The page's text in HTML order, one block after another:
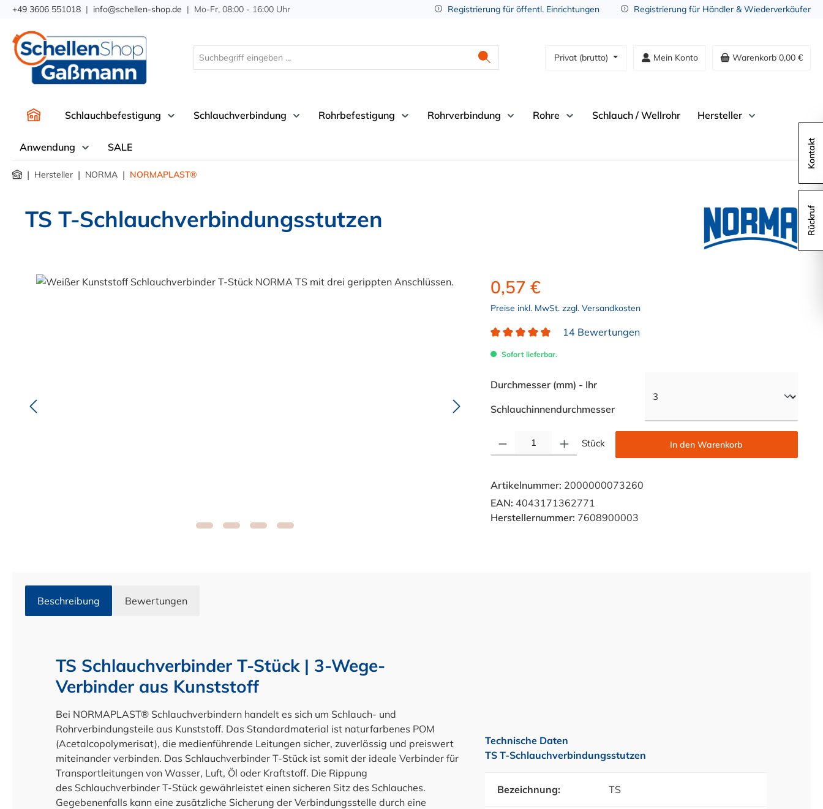
Zur Hauptnavigation springen
+49 3606 551018 | info@schellen-shop.de | Mo-Fr, 08:00 - 16:00 Uhr Registrierung für öffentl. Einrichtungen Registrierung für Händler & Wiederverkäufer
Privat (brutto) Mein Konto Warenkorb 0,00 €
Schlauchbefestigung Schlauchverbindung Rohrbefestigung Rohrverbindung Rohre Schlauch / Wellrohr Hersteller
Anwendung SALE
| Hersteller | NORMA | NORMAPLAST®
TS T-Schlauchverbindungsstutzen
Bildergalerie überspringen 0,57 €
Preise inkl. MwSt. zzgl. Versandkosten
14 Bewertungen
Sofort lieferbar.
Durchmesser (mm) - Ihr
Schlauchinnendurchmesserauswählen
Stück In den Warenkorb
Artikelnummer: 2000000073260
EAN: 4043171362771
Herstellernummer: 7608900003
Beschreibung Bewertungen
TS Schlauchverbinder T-Stück | 3-Wege-
Verbinder aus Kunststoff
Bei NORMAPLAST® Schlauchverbindern handelt es sich um Schlauch- und
Rohrverbindungsteile aus Kunststoff. Das Standardmaterial ist naturfarbenes POM
(Acetalcopolymerisat), die medienführende Leitungen sicher, zuverlässig und preiswert
miteinander verbinden. Das Schlauchverbinder T-Stück ist somit der ideale Verbinder für
Transportleitungen von Wasser, Luft, Öl oder Kraftstoff. Die Rippung
des Schlauchverbinder T-Stück gewährleistet einen sicheren Sitz des Schlauches.
Gegebenenfalls kann eine zusätzliche Sicherung der Verbindungsstelle durch eine
Technische Daten
TS T-Schlauchverbindungsstutzen
Bezeichnung: TS
Kontakt
Rückruf